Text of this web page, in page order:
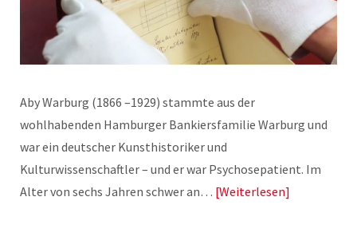
Aby Warburg (1866 –1929) stammte aus der
wohlhabenden Hamburger Bankiersfamilie Warburg und
war ein deutscher Kunsthistoriker und
Kulturwissenschaftler – und er war Psychosepatient. Im
Alter von sechs Jahren schwer an… Weiterlesen